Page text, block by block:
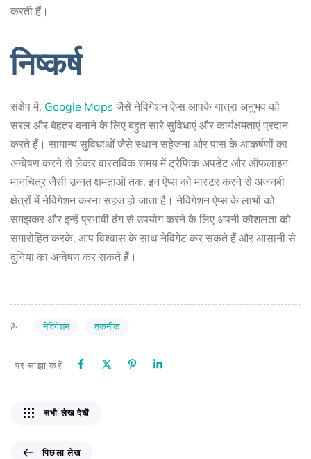
करती हैं।
निष्कर्ष
संक्षेप में, Google Maps जैसे नेविगेशन ऐप्स आपके यात्रा अनुभव को
सरल और बेहतर बनाने के लिए बहुत सारे सुविधाएं और कार्यक्षमताएं प्रदान
करते हैं। सामान्य सुविधाओं जैसे स्थान सहेजना और पास के आकर्षणों का
अन्वेषण करने से लेकर वास्तविक समय में ट्रैफिक अपडेट और ऑफलाइन
मानचित्र जैसी उन्नत क्षमताओं तक, इन ऐप्स को मास्टर करने से अजनबी
क्षेत्रों में नेविगेशन करना सहज हो जाता है। नेविगेशन ऐप्स के लाभों को
समझकर और इन्हें प्रभावी ढंग से उपयोग करने के लिए अपनी कौशलता को
समारोहित करके, आप विश्वास के साथ नेविगेट कर सकते हैं और आसानी से
दुनिया का अन्वेषण कर सकते हैं।
टैग नेविगेशन तकनीक
पर साझा करें
पिछला लेख
सभी लेख देखें